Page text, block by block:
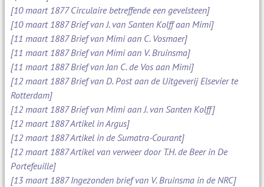
[10 maart 1877 Circulaire betreffende een gevelsteen]
[10 maart 1887 Brief van J. van Santen Kolff aan Mimi]
[11 maart 1887 Brief van Mimi aan C. Vosmaer]
[11 maart 1887 Brief van Mimi aan V. Bruinsma]
[11 maart 1887 Brief van Jan C. de Vos aan Mimi]
[12 maart 1887 Brief van D. Post aan de Uitgeverij Elsevier te
Rotterdam]
[12 maart 1887 Brief van Mimi aan J. van Santen Kolff]
[12 maart 1887 Artikel in Argus]
[12 maart 1887 Artikel in de Sumatra-Courant]
[12 maart 1887 Artikel van verweer door T.H. de Beer in De
Portefeuille]
[13 maart 1887 Ingezonden brief van V. Bruinsma in de NRC]